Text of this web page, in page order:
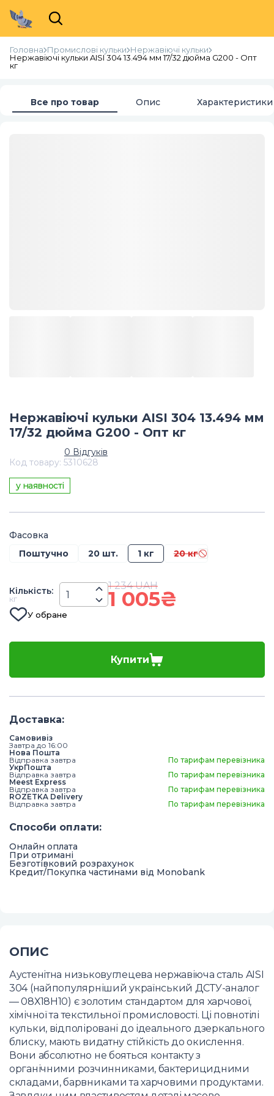
Головна Промислові кульки Нержавіючі кульки
Нержавіючі кульки AISI 304 13.494 мм 17/32 дюйма G200 - Опт
кг
Все про товар Опис Характеристики
Нержавіючі кульки AISI 304 13.494 мм
17/32 дюйма G200 - Опт кг
0 Відгуків
Код товару: 5310628
у наявності
Фасовка
Поштучно
20 шт. 1 кг 20 кг
Кiлькiсть:
кг
1 234 UAH
1 005₴
У обране
Купити
Доставка:
Самовивіз
Завтра до 16:00
Нова Пошта
Відправка завтра
По тарифам перевізника
УкрПошта
Відправка завтра
По тарифам перевізника
Meest Express
Відправка завтра
По тарифам перевізника
ROZETKA Delivery
Відправка завтра
По тарифам перевізника
Способи оплати:
Онлайн оплата
При отримані
Безготівковий розрахунок
Кредит/Покупка частинами від Monobank
ОПИС
Аустенітна низьковуглецева нержавіюча сталь AISI
304 (найпопулярніший український ДСТУ-аналог
— 08Х18Н10) є золотим стандартом для харчової,
хімічної та текстильної промисловості. Ці повнотілі
кульки, відполіровані до ідеального дзеркального
блиску, мають видатну стійкість до окислення.
Вони абсолютно не бояться контакту з
органічними розчинниками, бактерицидними
складами, барвниками та харчовими продуктами.